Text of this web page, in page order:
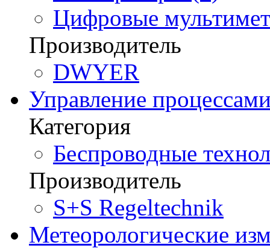
Цифровые
Производитель
DWYER
Управление
Категория
Беспроводные
Производитель
S+S Regeltechnik
Метеорологические